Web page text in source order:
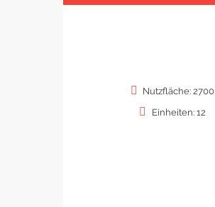
Nutzfläche: 2700
Einheiten: 12